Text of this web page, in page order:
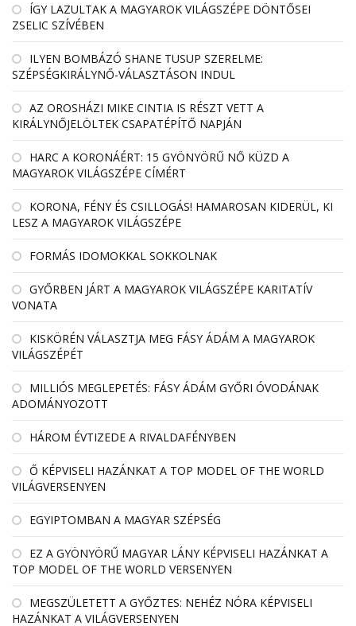
ÍGY LAZULTAK A MAGYAROK VILÁGSZÉPE DÖNTŐSEI
ZSELIC SZÍVÉBEN
ILYEN BOMBÁZÓ SHANE TUSUP SZERELME:
SZÉPSÉGKIRÁLYNŐ-VÁLASZTÁSON INDUL
AZ OROSHÁZI MIKE CINTIA IS RÉSZT VETT A
KIRÁLYNŐJELÖLTEK CSAPATÉPÍTŐ NAPJÁN
HARC A KORONÁÉRT: 15 GYÖNYÖRŰ NŐ KÜZD A
MAGYAROK VILÁGSZÉPE CÍMÉRT
KORONA, FÉNY ÉS CSILLOGÁS! HAMAROSAN KIDERÜL, KI
LESZ A MAGYAROK VILÁGSZÉPE
FORMÁS IDOMOKKAL SOKKOLNAK
GYŐRBEN JÁRT A MAGYAROK VILÁGSZÉPE KARITATÍV
VONATA
KISKÖRÉN VÁLASZTJA MEG FÁSY ÁDÁM A MAGYAROK
VILÁGSZÉPÉT
MILLIÓS MEGLEPETÉS: FÁSY ÁDÁM GYŐRI ÓVODÁNAK
ADOMÁNYOZOTT
HÁROM ÉVTIZEDE A RIVALDAFÉNYBEN
Ő KÉPVISELI HAZÁNKAT A TOP MODEL OF THE WORLD
VILÁGVERSENYEN
EGYIPTOMBAN A MAGYAR SZÉPSÉG
EZ A GYÖNYÖRŰ MAGYAR LÁNY KÉPVISELI HAZÁNKAT A
TOP MODEL OF THE WORLD VERSENYEN
MEGSZÜLETETT A GYŐZTES: NEHÉZ NÓRA KÉPVISELI
HAZÁNKAT A VILÁGVERSENYEN